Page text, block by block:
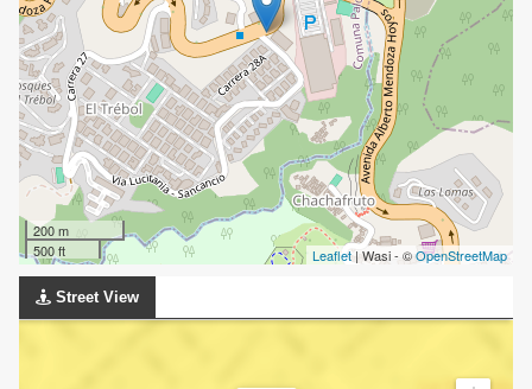
200 m
500 ft
Leaflet | Wasi - ©OpenStreetMap
Street View